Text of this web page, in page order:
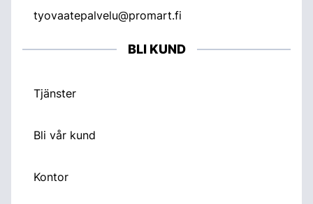
tyovaatepalvelu@promart.fi
BLI KUND
Tjänster
Bli vår kund
Kontor